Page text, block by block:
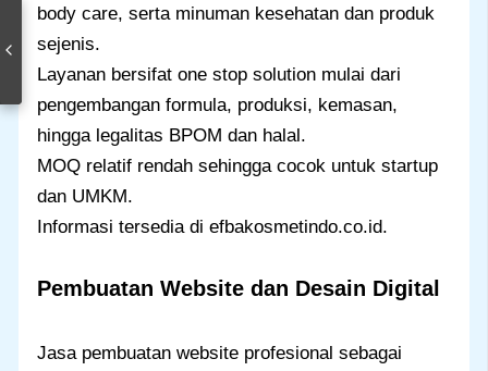
body care, serta minuman kesehatan dan produk
sejenis.
Layanan bersifat one stop solution mulai dari
pengembangan formula, produksi, kemasan,
hingga legalitas BPOM dan halal.
MOQ relatif rendah sehingga cocok untuk startup
dan UMKM.
Informasi tersedia di efbakosmetindo.co.id.
Pembuatan Website dan Desain Digital
Jasa pembuatan website profesional sebagai